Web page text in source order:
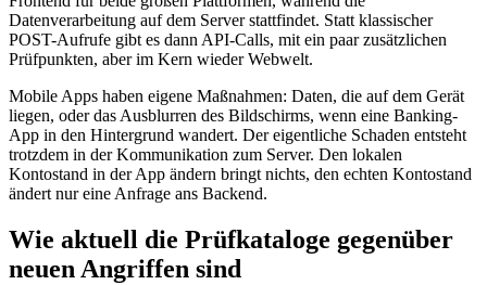
Datenverarbeitung auf dem Server stattfindet. Statt klassischer
POST-Aufrufe gibt es dann API-Calls, mit ein paar zusätzlichen
Prüfpunkten, aber im Kern wieder Webwelt.
Mobile Apps haben eigene Maßnahmen: Daten, die auf dem Gerät
liegen, oder das Ausblurren des Bildschirms, wenn eine Banking-
App in den Hintergrund wandert. Der eigentliche Schaden entsteht
trotzdem in der Kommunikation zum Server. Den lokalen
Kontostand in der App ändern bringt nichts, den echten Kontostand
ändert nur eine Anfrage ans Backend.
Wie aktuell die Prüfkataloge gegenüber
neuen Angriffen sind